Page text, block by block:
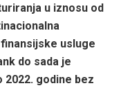
u iznosu od
usluge
do sada je
2022. godine bez